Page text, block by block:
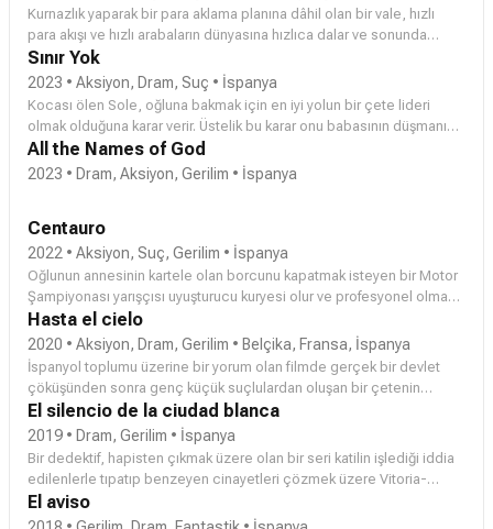
Kurnazlık yaparak bir para aklama planına dâhil olan bir vale, hızlı
para akışı ve hızlı arabaların dünyasına hızlıca dalar ve sonunda
çakılıp kalır.
Sınır Yok
2023 • Aksiyon, Dram, Suç • İspanya
Kocası ölen Sole, oğluna bakmak için en iyi yolun bir çete lideri
olmak olduğuna karar verir. Üstelik bu karar onu babasının düşmanı
hâline getirecektir.
All the Names of God
2023 • Dram, Aksiyon, Gerilim • İspanya
Centauro
2022 • Aksiyon, Suç, Gerilim • İspanya
Oğlunun annesinin kartele olan borcunu kapatmak isteyen bir Motor
Şampiyonası yarışçısı uyuşturucu kuryesi olur ve profesyonel olma
şansını da hayatını da tehlikeye atar.
Hasta el cielo
2020 • Aksiyon, Dram, Gerilim • Belçika, Fransa, İspanya
İspanyol toplumu üzerine bir yorum olan filmde gerçek bir devlet
çöküşünden sonra genç küçük suçlulardan oluşan bir çetenin
talihsizlikleri hakkında bir gerilim filmi izleyeceksiniz.
El silencio de la ciudad blanca
2019 • Dram, Gerilim • İspanya
Bir dedektif, hapisten çıkmak üzere olan bir seri katilin işlediği iddia
edilenlerle tıpatıp benzeyen cinayetleri çözmek üzere Vitoria-
Gasteiz'e döner.
El aviso